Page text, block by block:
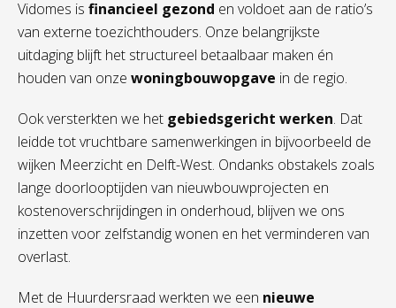
Vidomes is financieel gezond en voldoet aan de ratio’s
van externe toezichthouders. Onze belangrijkste
uitdaging blijft het structureel betaalbaar maken én
houden van onze woningbouwopgave in de regio.
Ook versterkten we het gebiedsgericht werken. Dat
leidde tot vruchtbare samenwerkingen in bijvoorbeeld de
wijken Meerzicht en Delft-West. Ondanks obstakels zoals
lange doorlooptijden van nieuwbouwprojecten en
kostenoverschrijdingen in onderhoud, blijven we ons
inzetten voor zelfstandig wonen en het verminderen van
overlast.
Met de Huurdersraad werkten we een nieuwe